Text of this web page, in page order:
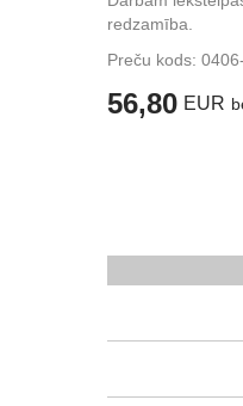
redzamība.
Preču kods:
56,80 EUR